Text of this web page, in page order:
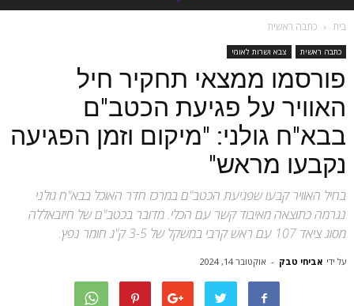
בית כתבה ראשית
כתבה ראשית צבא ושרות לאומי
פורסמו ממצאי תחקיר חיל
האוויר על פגיעת הכטב"ם
בבא"ח גולני: "מיקום וזמן הפגיעה
נקבעו מראש"
בחיל האוויר קבעו שפגיעת הכטב"ם במרכז חדר האוכל בבא"ח גולני
נגרמה כתוצאה מאיבוד קשר עם הכלי. מדובר בכטב"ם של חיזבאללה
מסוג ציאד 107 עם ראש קרבי במשקל של 3-5 ק"ג חומר נפץ.
על ידי אביחי טבק - אוקטובר 14, 2024